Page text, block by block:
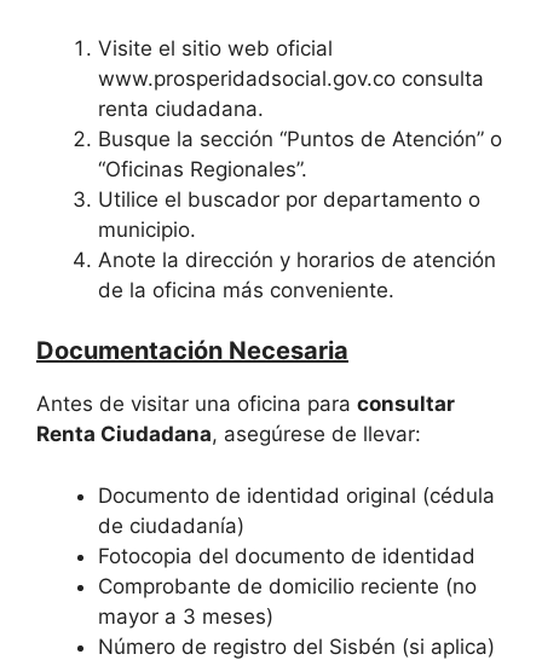
Visite el sitio web oficial
www.prosperidadsocial.gov.co consulta
renta ciudadana.
Busque la sección “Puntos de Atención” o
“Oficinas Regionales”.
Utilice el buscador por departamento o
municipio.
Anote la dirección y horarios de atención
de la oficina más conveniente.
Documentación Necesaria
Antes de visitar una oficina para consultar
Renta Ciudadana, asegúrese de llevar:
Documento de identidad original (cédula
de ciudadanía)
Fotocopia del documento de identidad
Comprobante de domicilio reciente (no
mayor a 3 meses)
Número de registro del Sisbén (si aplica)